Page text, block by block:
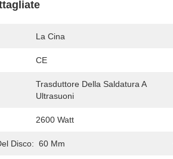
La Cina
CE
Trasduttore Della Saldatura A
Ultrasuoni
2600 Watt
Disco: 60 Mm